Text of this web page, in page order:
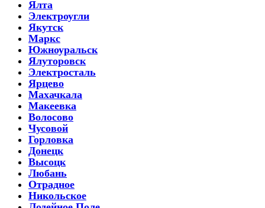
Ялта
Электроугли
Якутск
Маркс
Южноуральск
Ялуторовск
Электросталь
Ярцево
Махачкала
Макеевка
Волосово
Чусовой
Горловка
Донецк
Высоцк
Любань
Отрадное
Никольское